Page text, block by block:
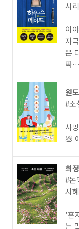
시
이
자
은
짜…
원
#소
사
💩
희
#논
지
’혼
는